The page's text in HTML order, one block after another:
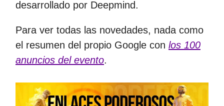
desarrollado por Deepmind.
Para ver todas las novedades, nada como
el resumen del propio Google con los 100
anuncios del evento.